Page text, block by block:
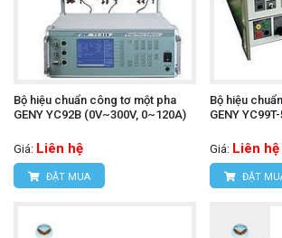
Bộ hiệu chuẩn công tơ một pha
GENY YC92B (0V~300V, 0~120A)
Giá: Liên hệ
ĐẶT MUA
Bộ hiệu
GENY
Giá: Liên hệ
ĐẶT